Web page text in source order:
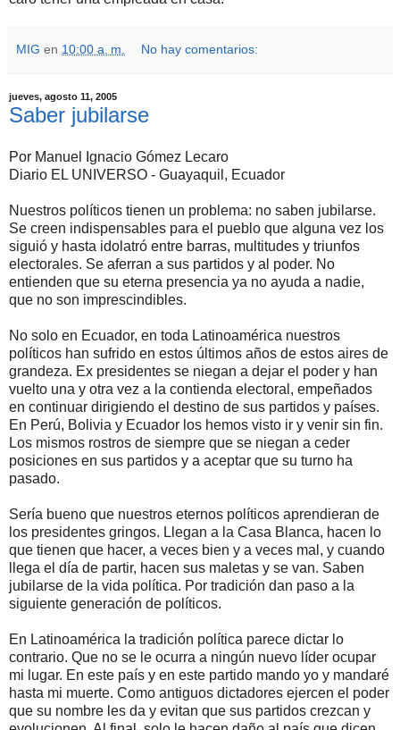
MIG en 10:00 a. m. No hay comentarios:
jueves, agosto 11, 2005
Saber jubilarse
Por Manuel Ignacio Gómez Lecaro
Diario EL UNIVERSO - Guayaquil, Ecuador
Nuestros políticos tienen un problema: no saben jubilarse.
Se creen indispensables para el pueblo que alguna vez los
siguió y hasta idolatró entre barras, multitudes y triunfos
electorales. Se aferran a sus partidos y al poder. No
entienden que su eterna presencia ya no ayuda a nadie,
que no son imprescindibles.
No solo en Ecuador, en toda Latinoamérica nuestros
políticos han sufrido en estos últimos años de estos aires de
grandeza. Ex presidentes se niegan a dejar el poder y han
vuelto una y otra vez a la contienda electoral, empeñados
en continuar dirigiendo el destino de sus partidos y países.
En Perú, Bolivia y Ecuador los hemos visto ir y venir sin fin.
Los mismos rostros de siempre que se niegan a ceder
posiciones en sus partidos y a aceptar que su turno ha
pasado.
Sería bueno que nuestros eternos políticos aprendieran de
los presidentes gringos. Llegan a la Casa Blanca, hacen lo
que tienen que hacer, a veces bien y a veces mal, y cuando
llega el día de partir, hacen sus maletas y se van. Saben
jubilarse de la vida política. Por tradición dan paso a la
siguiente generación de políticos.
En Latinoamérica la tradición política parece dictar lo
contrario. Que no se le ocurra a ningún nuevo líder ocupar
mi lugar. En este país y en este partido mando yo y mandaré
hasta mi muerte. Como antiguos dictadores ejercen el poder
que su nombre les da y evitan que sus partidos crezcan y